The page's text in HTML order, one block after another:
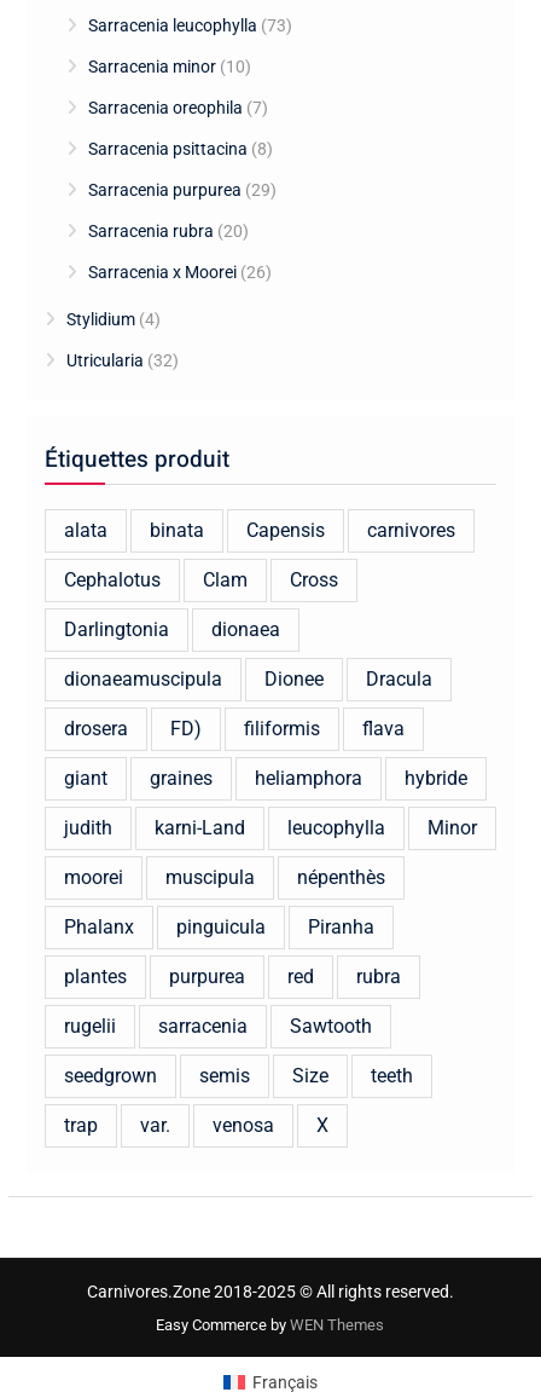
Sarracenia leucophylla (73)
Sarracenia minor (10)
Sarracenia oreophila (7)
Sarracenia psittacina (8)
Sarracenia purpurea (29)
Sarracenia rubra (20)
Sarracenia x Moorei (26)
Stylidium (4)
Utricularia (32)
Étiquettes produit
alata binata Capensis carnivores
Cephalotus Clam Cross
Darlingtonia dionaea
dionaeamuscipula Dionee Dracula
drosera FD) filiformis flava
giant graines heliamphora hybride
judith karni-Land leucophylla Minor
moorei muscipula népenthès
Phalanx pinguicula Piranha
plantes purpurea red rubra
rugelii sarracenia Sawtooth
seedgrown semis Size teeth
trap var. venosa X
Carnivores.Zone 2018-2025 © All rights reserved.
Easy Commerce byWEN Themes
Français